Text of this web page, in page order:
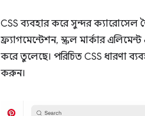
CSS ব্যবহার করে সুন্দর ক্যারোসেল
ফ্র্যাগমেন্টেশন, স্ক্রল মার্কার
করে তুলেছে। পরিচিত CSS ধারণা
করুন।